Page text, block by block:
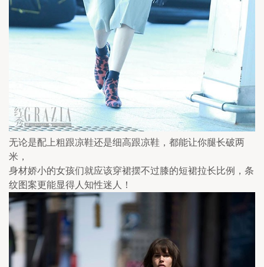
无论是配上粗跟凉鞋还是细高跟凉鞋，都能让你腿长破两
米，
身材娇小的女孩们就应该穿裙摆不过膝的短裙拉长比例，条
纹图案更能显得人知性迷人！